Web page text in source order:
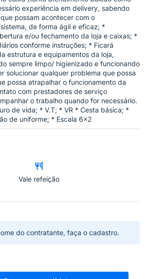
experiência em delivery, sabendo
possam acontecer com o
de forma ágil e eficaz; *
e/ou fechamento da loja e caixas; *
conforme instruções; * Ficará
estrutura e equipamentos da loja,
sempre limpo/ higienizado e funcionando
solucionar qualquer problema que possa
possa atrapalhar o funcionamento da
com prestadores de serviço
o trabalho quando for necessário.
de vida; * V.T; * VR * Cesta básica; *
de uniforme; * Escala 6x2
Vale refeição
do contratante, faça o cadastro.